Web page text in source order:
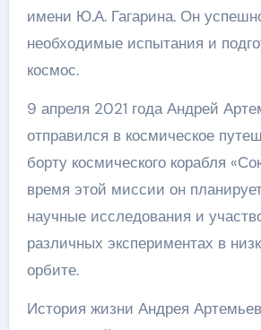
имени Ю.А. Гагарина. Он
необходимые испытания и
космос.
9 апреля 2021 года Андрей
отправился в космическое
борту космического корабля
время этой миссии он
научные исследования и
различных экспериментах в
орбите.
История жизни Андрея